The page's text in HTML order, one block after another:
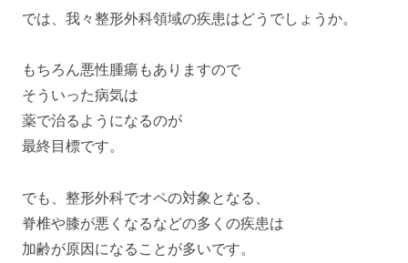
では、我々整形外科領域の疾患はどうでしょうか。
もちろん悪性腫瘍もありますので
そういった病気は
薬で治るようになるのが
最終目標です。
でも、整形外科でオペの対象となる、
脊椎や膝が悪くなるなどの多くの疾患は
加齢が原因になることが多いです。